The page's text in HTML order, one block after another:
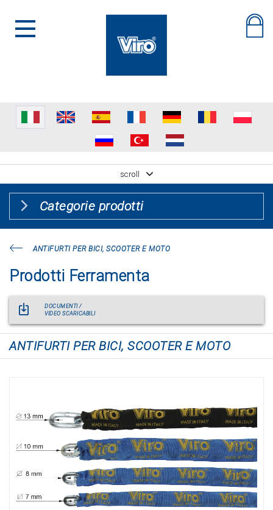
scroll
Categorie prodotti
ANTIFURTI PER BICI, SCOOTER E MOTO
Prodotti Ferramenta
DOCUMENTI /
VIDEO SCARICABILI
ANTIFURTI PER BICI, SCOOTER E MOTO